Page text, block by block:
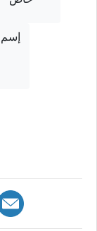
إسم